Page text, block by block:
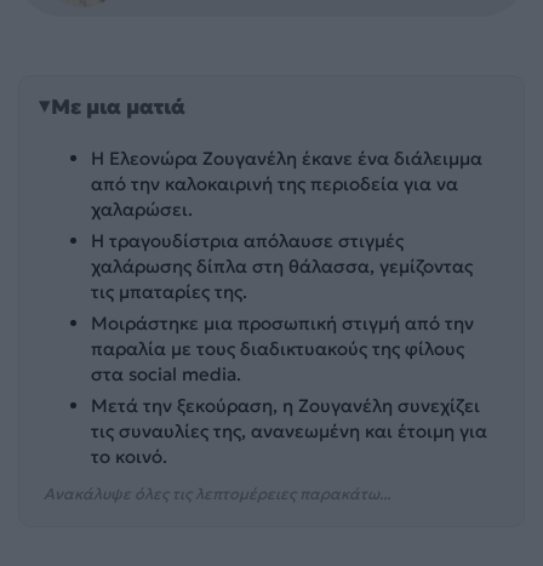
Με μια ματιά
Η Ελεονώρα Ζουγανέλη έκανε ένα διάλειμμα
από την καλοκαιρινή της περιοδεία για να
χαλαρώσει.
Η τραγουδίστρια απόλαυσε στιγμές
χαλάρωσης δίπλα στη θάλασσα, γεμίζοντας
τις μπαταρίες της.
Μοιράστηκε μια προσωπική στιγμή από την
παραλία με τους διαδικτυακούς της φίλους
στα social media.
Μετά την ξεκούραση, η Ζουγανέλη συνεχίζει
τις συναυλίες της, ανανεωμένη και έτοιμη για
το κοινό.
Ανακάλυψε όλες τις λεπτομέρειες παρακάτω...